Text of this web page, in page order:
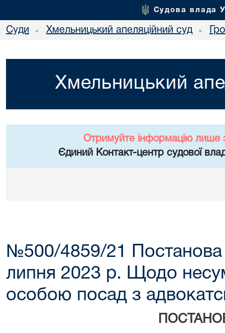
Судова влада
Суди • Хмельницький апеляційний суд •
Хмельницький
Отримуйте інформацію лише
Єдиний Контакт-центр судової
№500/4859/21
липня 2023 р. Щодо
особою посад з